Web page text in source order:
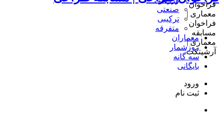
صنعتی
ترکیبی
متفرقه
معماران
روزشمار
سه گانه
بایگانی
ورود
ثبت نام